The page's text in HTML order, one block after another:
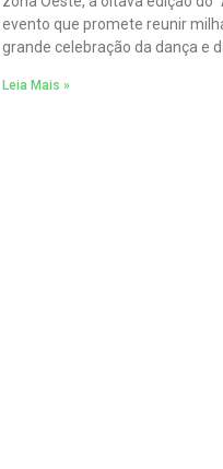
evento que promete reunir
grande celebração da dança e
Leia Mais »